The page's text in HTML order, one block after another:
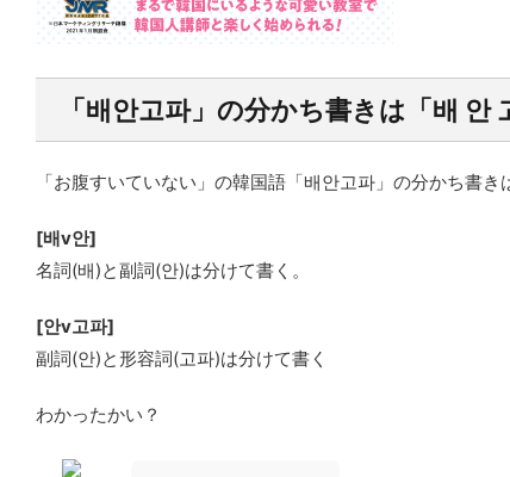
「배안고파」の分かち書きは「배 안
「お腹すいていない」の韓国語「배안고파」の分かち書き
[배v안]
名詞(배)と副詞(안)は分けて書く。
[안v고파]
副詞(안)と形容詞(고파)は分けて書く
わかったかい？